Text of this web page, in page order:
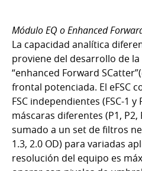
Módulo EQ o Enhanced
La capacidad analítica
proviene del desarrollo de
“enhanced Forward
frontal potenciada. El eFSC
FSC independientes (FSC-1
máscaras diferentes (P1, P2,
sumado a un set de filtros
1.3, 2.0 OD) para variadas
resolución del equipo es